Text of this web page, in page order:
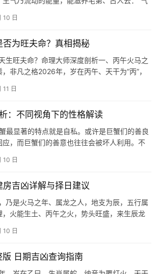
10 日
为旺夫命？真相揭秘
生旺夫命？命理大师深度剖析一、丙午火马之
非凡之格2026年，岁在丙午、天干为“丙”，
11 日
：不同视角下的性格解读
最显著的特点就是自私。或许是巨蟹们的善良
，而巨蟹们的善意也往往会被坏人利用。不
10 日
吉凶详解与择日建议
乃是火马之年、属龙之人，地支为辰，五行属
，火能生土、丙午之火，势头旺盛，来生辰龙
10 日
日期吉凶查询指南